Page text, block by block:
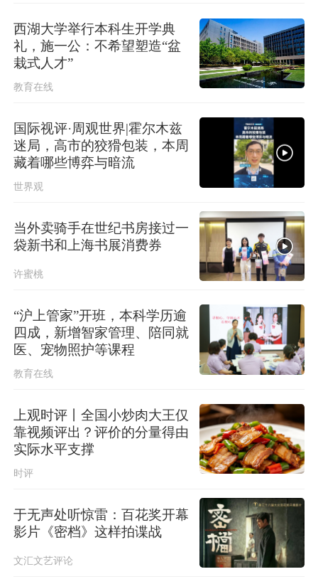
上海全域长途客运班次全部停运，上
海长途客运总站临时关停
西湖大学举行本科生开学典
礼，施一公：不希望塑造“盆
栽式人才”
教育在线
国际视评·周观世界|霍尔木兹
迷局，高市的狡猾包装，本周
藏着哪些博弈与暗流
世界观
当外卖骑手在世纪书房接过一
袋新书和上海书展消费券
许蜜桃
“沪上管家”开班，本科学历逾
四成，新增智家管理、陪同就
医、宠物照护等课程
教育在线
上观时评丨全国小炒肉大王仅
靠视频评出？评价的分量得由
实际水平支撑
时评
于无声处听惊雷：百花奖开幕
影片《密档》这样拍谍战
文汇文艺评论